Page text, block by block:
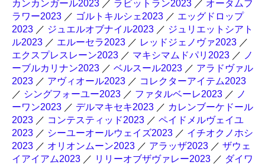
カンカンガール2023 ／ ラビットラン2023 ／ オータムフ
ラワー2023 ／ ゴルトキルシェ2023 ／ エッグドロップ
2023 ／ ジュエルオブナイル2023 ／ ジュリエットシアト
ル2023 ／ エルーセラ2023 ／ レッドジェノヴァ2023 ／
エクスプレスレーン2023 ／ マキシマムドパリ2023 ／ ノ
ーブルカリナン2023 ／ ベルスール2023 ／ アラドヴァル
2023 ／ アヴィオール2023 ／ コレクターアイテム2023
／ シングフォーユー2023 ／ ファタルベーレ2023 ／ ノ
ーワン2023 ／ デルマキセキ2023 ／ カレンブーケドール
2023 ／ コンテスティッド2023 ／ ペイドメルヴェイユ
2023 ／ シーユーオールウェイズ2023 ／ イチオクノホシ
2023 ／ オリオンムーン2023 ／ アラッザ2023 ／ ザウェ
イアイアム2023 ／ リリーオブザヴァレー2023 ／ ダイワ